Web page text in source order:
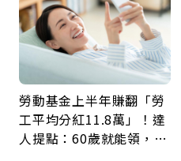
勞動基金上半年賺翻「勞
工平均分紅11.8萬」！達
人提點：60歲就能領，重